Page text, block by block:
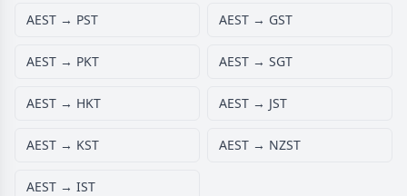
AEST → PST AEST → GST
AEST → PKT AEST → SGT
AEST → HKT AEST → JST
AEST → KST AEST → NZST
AEST → IST